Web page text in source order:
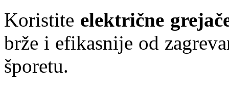
Koristite električne
brže i efikasnije od
šporetu.